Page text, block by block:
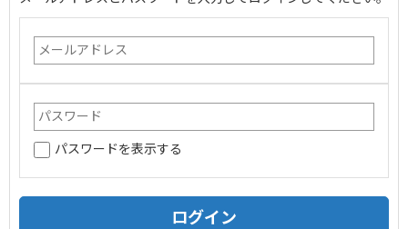
個人のお客様
法人のお客様
企業情報
採用情報
パスワードを表示する